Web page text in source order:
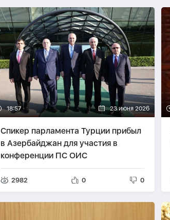
18:57 23 июня 2026
Спикер парламента Турции прибыл
в Азербайджан для участия в
конференции ПС ОИС
2982 0 0